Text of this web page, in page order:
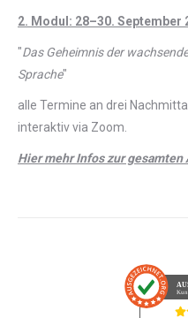
2. Modul: 28–30. September
"Das Geheimnis der
Sprache"
alle Termine an drei
interaktiv via Zoom.
Hier mehr Infos zur gesamten